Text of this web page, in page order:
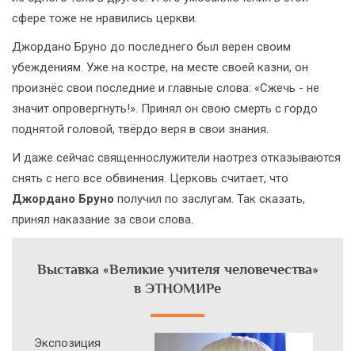
сфере тоже не нравились церкви.
Джордано Бруно до последнего был верен своим
убеждениям. Уже на костре, на месте своей казни, он
произнёс свои последние и главные слова: «Сжечь - не
значит опровергнуть!». Принял он свою смерть с гордо
поднятой головой, твёрдо веря в свои знания.
И даже сейчас священнослужители наотрез отказываются
снять с него все обвинения. Церковь считает, что
Джордано Бруно получил по заслугам. Так сказать,
принял наказание за свои слова.
Выставка «Великие учителя человечества»
в ЭТНОМИРе
Экcпозиция